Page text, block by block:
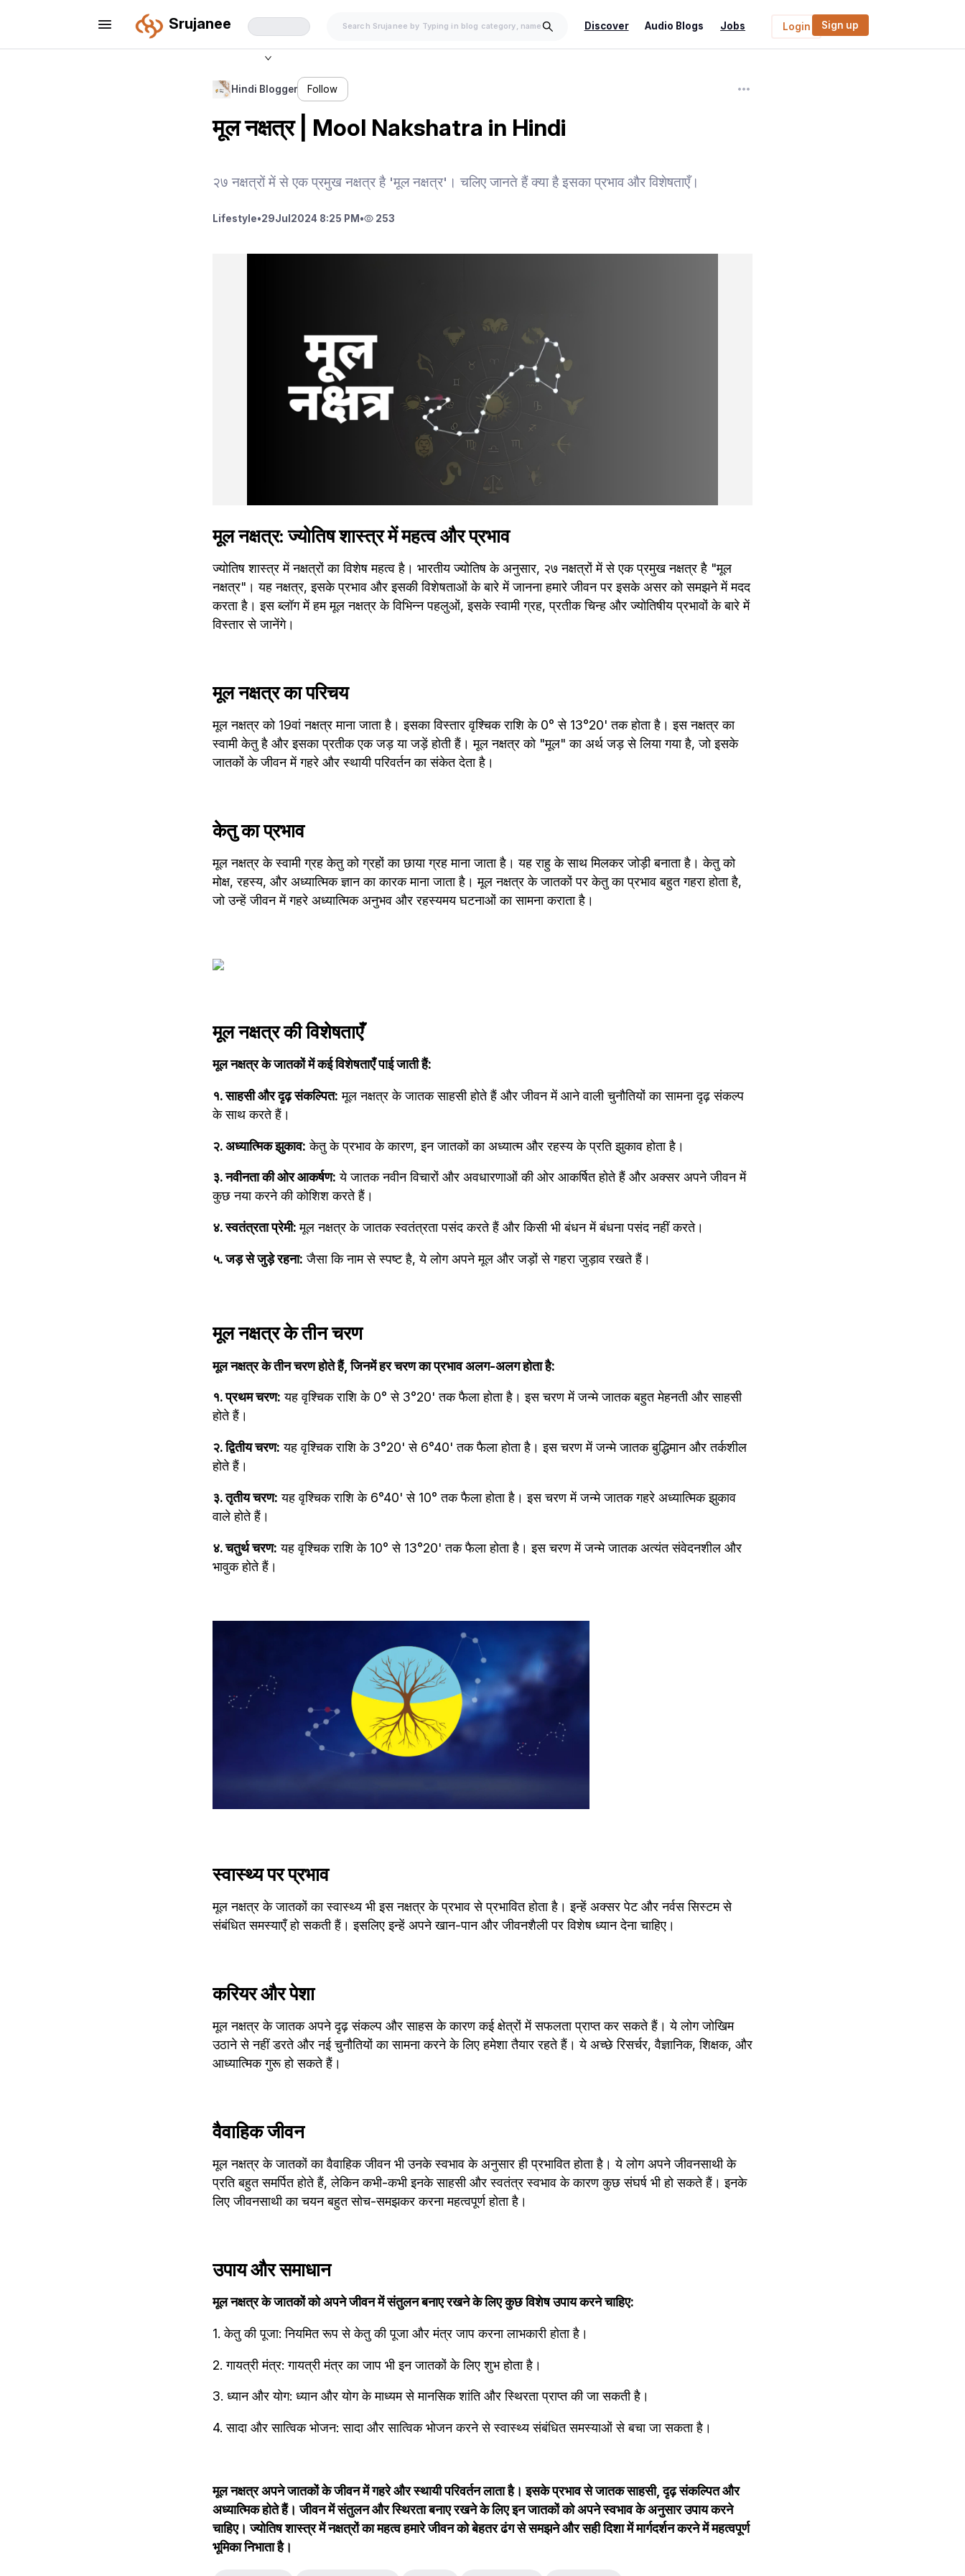
Srujanee Discover Audio Blogs Jobs Login Sign up
Hindi Blogger Follow
मूल नक्षत्र | Mool Nakshatra in Hindi
२७ नक्षत्रों में से एक प्रमुख नक्षत्र है 'मूल नक्षत्र'। चलिए जानते हैं क्या है इसका प्रभाव और विशेषताएँ।
Lifestyle•29Jul 2024 8:25 PM • 253
मूल नक्षत्र: ज्योतिष शास्त्र में महत्व और प्रभाव
ज्योतिष शास्त्र में नक्षत्रों का विशेष महत्व है। भारतीय ज्योतिष के अनुसार, २७ नक्षत्रों में से एक प्रमुख नक्षत्र है "मूल
नक्षत्र"। यह नक्षत्र, इसके प्रभाव और इसकी विशेषताओं के बारे में जानना हमारे जीवन पर इसके असर को समझने में मदद
करता है। इस ब्लॉग में हम मूल नक्षत्र के विभिन्न पहलुओं, इसके स्वामी ग्रह, प्रतीक चिन्ह और ज्योतिषीय प्रभावों के बारे में
विस्तार से जानेंगे।
मूल नक्षत्र का परिचय
मूल नक्षत्र को 19वां नक्षत्र माना जाता है। इसका विस्तार वृश्चिक राशि के 0° से 13°20' तक होता है। इस नक्षत्र का
स्वामी केतु है और इसका प्रतीक एक जड़ या जड़ें होती हैं। मूल नक्षत्र को "मूल" का अर्थ जड़ से लिया गया है, जो इसके
जातकों के जीवन में गहरे और स्थायी परिवर्तन का संकेत देता है।
केतु का प्रभाव
मूल नक्षत्र के स्वामी ग्रह केतु को ग्रहों का छाया ग्रह माना जाता है। यह राहु के साथ मिलकर जोड़ी बनाता है। केतु को
मोक्ष, रहस्य, और अध्यात्मिक ज्ञान का कारक माना जाता है। मूल नक्षत्र के जातकों पर केतु का प्रभाव बहुत गहरा होता है,
जो उन्हें जीवन में गहरे अध्यात्मिक अनुभव और रहस्यमय घटनाओं का सामना कराता है।
मूल नक्षत्र की विशेषताएँ
मूल नक्षत्र के जातकों में कई विशेषताएँ पाई जाती हैं:
१. साहसी और दृढ़ संकल्पित: मूल नक्षत्र के जातक साहसी होते हैं और जीवन में आने वाली चुनौतियों का सामना दृढ़ संकल्प
के साथ करते हैं।
२. अध्यात्मिक झुकाव: केतु के प्रभाव के कारण, इन जातकों का अध्यात्म और रहस्य के प्रति झुकाव होता है।
३. नवीनता की ओर आकर्षण: ये जातक नवीन विचारों और अवधारणाओं की ओर आकर्षित होते हैं और अक्सर अपने जीवन में
कुछ नया करने की कोशिश करते हैं।
४. स्वतंत्रता प्रेमी: मूल नक्षत्र के जातक स्वतंत्रता पसंद करते हैं और किसी भी बंधन में बंधना पसंद नहीं करते।
५. जड़ से जुड़े रहना: जैसा कि नाम से स्पष्ट है, ये लोग अपने मूल और जड़ों से गहरा जुड़ाव रखते हैं।
मूल नक्षत्र के तीन चरण
मूल नक्षत्र के तीन चरण होते हैं, जिनमें हर चरण का प्रभाव अलग-अलग होता है:
१. प्रथम चरण: यह वृश्चिक राशि के 0° से 3°20' तक फैला होता है। इस चरण में जन्मे जातक बहुत मेहनती और साहसी
होते हैं।
२. द्वितीय चरण: यह वृश्चिक राशि के 3°20' से 6°40' तक फैला होता है। इस चरण में जन्मे जातक बुद्धिमान और तर्कशील
होते हैं।
३. तृतीय चरण: यह वृश्चिक राशि के 6°40' से 10° तक फैला होता है। इस चरण में जन्मे जातक गहरे अध्यात्मिक झुकाव
वाले होते हैं।
४. चतुर्थ चरण: यह वृश्चिक राशि के 10° से 13°20' तक फैला होता है। इस चरण में जन्मे जातक अत्यंत संवेदनशील और
भावुक होते हैं।
स्वास्थ्य पर प्रभाव
मूल नक्षत्र के जातकों का स्वास्थ्य भी इस नक्षत्र के प्रभाव से प्रभावित होता है। इन्हें अक्सर पेट और नर्वस सिस्टम से
संबंधित समस्याएँ हो सकती हैं। इसलिए इन्हें अपने खान-पान और जीवनशैली पर विशेष ध्यान देना चाहिए।
करियर और पेशा
मूल नक्षत्र के जातक अपने दृढ़ संकल्प और साहस के कारण कई क्षेत्रों में सफलता प्राप्त कर सकते हैं। ये लोग जोखिम
उठाने से नहीं डरते और नई चुनौतियों का सामना करने के लिए हमेशा तैयार रहते हैं। ये अच्छे रिसर्चर, वैज्ञानिक, शिक्षक, और
आध्यात्मिक गुरू हो सकते हैं।
वैवाहिक जीवन
मूल नक्षत्र के जातकों का वैवाहिक जीवन भी उनके स्वभाव के अनुसार ही प्रभावित होता है। ये लोग अपने जीवनसाथी के
प्रति बहुत समर्पित होते हैं, लेकिन कभी-कभी इनके साहसी और स्वतंत्र स्वभाव के कारण कुछ संघर्ष भी हो सकते हैं। इनके
लिए जीवनसाथी का चयन बहुत सोच-समझकर करना महत्वपूर्ण होता है।
उपाय और समाधान
मूल नक्षत्र के जातकों को अपने जीवन में संतुलन बनाए रखने के लिए कुछ विशेष उपाय करने चाहिए:
1. केतु की पूजा: नियमित रूप से केतु की पूजा और मंत्र जाप करना लाभकारी होता है।
2. गायत्री मंत्र: गायत्री मंत्र का जाप भी इन जातकों के लिए शुभ होता है।
3. ध्यान और योग: ध्यान और योग के माध्यम से मानसिक शांति और स्थिरता प्राप्त की जा सकती है।
4. सादा और सात्विक भोजन: सादा और सात्विक भोजन करने से स्वास्थ्य संबंधित समस्याओं से बचा जा सकता है।
मूल नक्षत्र अपने जातकों के जीवन में गहरे और स्थायी परिवर्तन लाता है। इसके प्रभाव से जातक साहसी, दृढ़ संकल्पित और
अध्यात्मिक होते हैं। जीवन में संतुलन और स्थिरता बनाए रखने के लिए इन जातकों को अपने स्वभाव के अनुसार उपाय करने
चाहिए। ज्योतिष शास्त्र में नक्षत्रों का महत्व हमारे जीवन को बेहतर ढंग से समझने और सही दिशा में मार्गदर्शन करने में महत्वपूर्ण
भूमिका निभाता है।